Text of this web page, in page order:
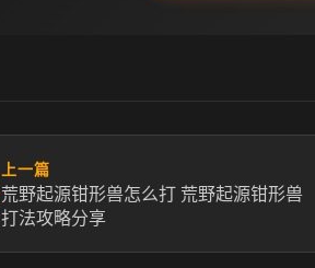
上一篇
荒野起源钳形兽怎么打 荒野起源钳形兽
打法攻略分享